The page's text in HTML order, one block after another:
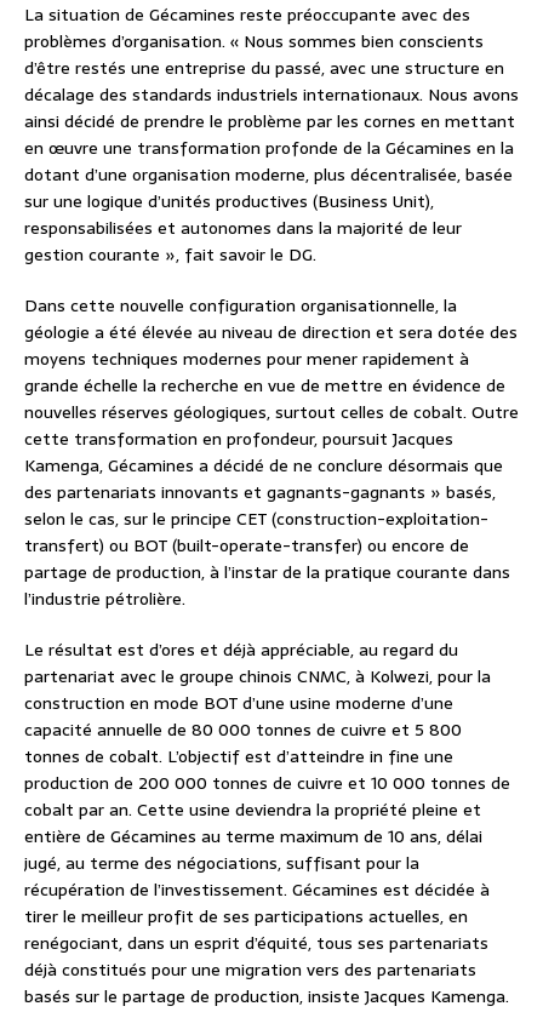
La situation de Gécamines reste préoccupante avec des
problèmes d’organisation. « Nous sommes bien conscients
d’être restés une entreprise du passé, avec une structure en
décalage des standards industriels internationaux. Nous avons
ainsi décidé de prendre le problème par les cornes en mettant
en œuvre une transformation profonde de la Gécamines en la
dotant d’une organisation moderne, plus décentralisée, basée
sur une logique d’unités productives (Business Unit),
responsabilisées et autonomes dans la majorité de leur
gestion courante », fait savoir le DG.
Dans cette nouvelle configuration organisationnelle, la
géologie a été élevée au niveau de direction et sera dotée des
moyens techniques modernes pour mener rapidement à
grande échelle la recherche en vue de mettre en évidence de
nouvelles réserves géologiques, surtout celles de cobalt. Outre
cette transformation en profondeur, poursuit Jacques
Kamenga, Gécamines a décidé de ne conclure désormais que
des partenariats innovants et gagnants-gagnants » basés,
selon le cas, sur le principe CET (construction-exploitation-
transfert) ou BOT (built-operate-transfer) ou encore de
partage de production, à l’instar de la pratique courante dans
l’industrie pétrolière.
Le résultat est d’ores et déjà appréciable, au regard du
partenariat avec le groupe chinois CNMC, à Kolwezi, pour la
construction en mode BOT d’une usine moderne d’une
capacité annuelle de 80 000 tonnes de cuivre et 5 800
tonnes de cobalt. L’objectif est d’atteindre in fine une
production de 200 000 tonnes de cuivre et 10 000 tonnes de
cobalt par an. Cette usine deviendra la propriété pleine et
entière de Gécamines au terme maximum de 10 ans, délai
jugé, au terme des négociations, suffisant pour la
récupération de l’investissement. Gécamines est décidée à
tirer le meilleur profit de ses participations actuelles, en
renégociant, dans un esprit d’équité, tous ses partenariats
déjà constitués pour une migration vers des partenariats
basés sur le partage de production, insiste Jacques Kamenga.